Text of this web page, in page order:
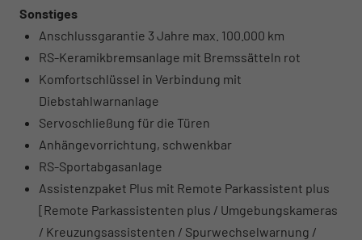
Sonstiges
Anschlussgarantie 3 Jahre max. 100.000 km
RS-Keramikbremsanlage mit Bremssätteln rot
Komfortschlüssel in Verbindung mit
Diebstahlwarnanlage
Servoschließung für die Türen
Anhängevorrichtung, schwenkbar
RS-Sportabgasanlage
Assistenzpaket Plus mit Remote Parkassistent plus
[Remote Parkassistenten plus / Umgebungskameras
/ Kreuzungsassistenten / Spurwechselwarnung /